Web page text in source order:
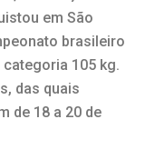
em São
brasileiro
105 kg.
das quais
de 18 a 20 de